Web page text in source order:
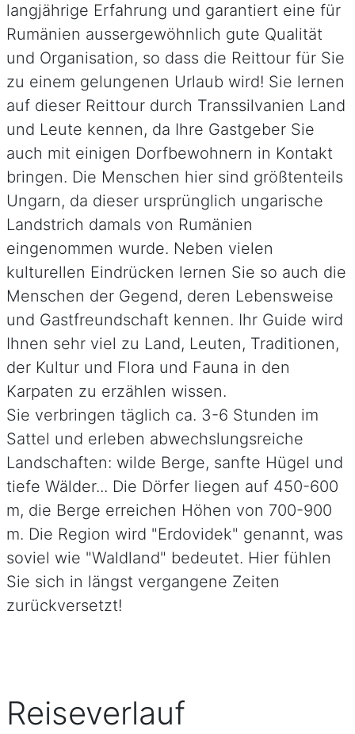
langjährige Erfahrung und garantiert eine für
Rumänien aussergewöhnlich gute Qualität
und Organisation, so dass die Reittour für Sie
zu einem gelungenen Urlaub wird! Sie lernen
auf dieser Reittour durch Transsilvanien Land
und Leute kennen, da Ihre Gastgeber Sie
auch mit einigen Dorfbewohnern in Kontakt
bringen. Die Menschen hier sind größtenteils
Ungarn, da dieser ursprünglich ungarische
Landstrich damals von Rumänien
eingenommen wurde. Neben vielen
kulturellen Eindrücken lernen Sie so auch die
Menschen der Gegend, deren Lebensweise
und Gastfreundschaft kennen. Ihr Guide wird
Ihnen sehr viel zu Land, Leuten, Traditionen,
der Kultur und Flora und Fauna in den
Karpaten zu erzählen wissen.
Sie verbringen täglich ca. 3-6 Stunden im
Sattel und erleben abwechslungsreiche
Landschaften: wilde Berge, sanfte Hügel und
tiefe Wälder... Die Dörfer liegen auf 450-600
m, die Berge erreichen Höhen von 700-900
m. Die Region wird "Erdovidek" genannt, was
soviel wie "Waldland" bedeutet. Hier fühlen
Sie sich in längst vergangene Zeiten
zurückversetzt!
Reiseverlauf